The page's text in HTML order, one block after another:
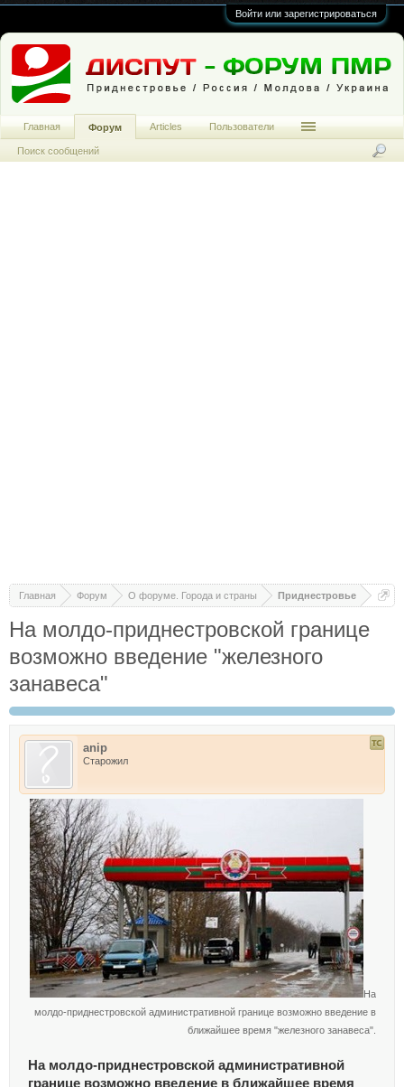
Войти или зарегистрироваться
Главная Форум О форуме. Города и страны Приднестровье
На молдо-приднестровской границе
возможно введение "железного
занавеса"
anip
Старожил
На
молдо-приднестровской административной границе возможно введение в
ближайшее время "железного занавеса".
На молдо-приднестровской административной
границе возможно введение в ближайшее время
Главная Форум
Поиск сообщений
Articles Пользователи